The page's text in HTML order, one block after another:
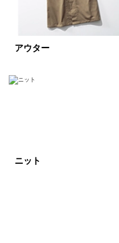
SALE商品
再入荷
ベージュ
アウター
ニット